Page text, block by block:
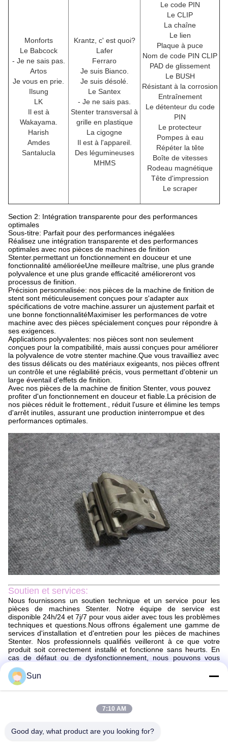
Monforts
Le Babcock
- Je ne sais pas.
Artos
Je vous en prie.
Ilsung
LK
Il est à
Wakayama.
Harish
Amdes
Santalucla
Krantz, c' est quoi?
Lafer
Ferraro
Je suis Bianco.
Je suis désolé.
Le Santex
- Je ne sais pas.
Stenter transversal à
grille en plastique
La cigogne
Il est à l'appareil.
Des légumineuses
MHMS
Le code PIN
Le CLIP
La chaîne
Le lien
Plaque à puce
Nom de code PIN CLIP
PAD de glissement
Le BUSH
Résistant à la corrosion
Entraînement
Le détenteur du code
PIN
Le protecteur
Pompes à eau
Répéter la tête
Boîte de vitesses
Rodeau magnétique
Tête d'impression
Le scraper
Section 2: Intégration transparente pour des performances
optimales
Sous-titre: Parfait pour des performances inégalées
Réalisez une intégration transparente et des performances
optimales avec nos pièces de machines de finition
Stenter.permettant un fonctionnement en douceur et une
fonctionnalité amélioréeUne meilleure maîtrise, une plus grande
polyvalence et une plus grande efficacité amélioreront vos
processus de finition.
Précision personnalisée: nos pièces de la machine de finition de
stent sont méticuleusement conçues pour s'adapter aux
spécifications de votre machine.assurer un ajustement parfait et
une bonne fonctionnalitéMaximiser les performances de votre
machine avec des pièces spécialement conçues pour répondre à
ses exigences.
Applications polyvalentes: nos pièces sont non seulement
conçues pour la compatibilité, mais aussi conçues pour améliorer
la polyvalence de votre stenter machine.Que vous travailliez avec
des tissus délicats ou des matériaux exigeants, nos pièces offrent
un contrôle et une réglabilité précis, vous permettant d'obtenir un
large éventail d'effets de finition.
Avec nos pièces de la machine de finition Stenter, vous pouvez
profiter d'un fonctionnement en douceur et fiable.La précision de
nos pièces réduit le frottement., réduit l'usure et élimine les temps
d'arrêt inutiles, assurant une production ininterrompue et des
performances optimales.
Soutien et services:
Nous fournissons un soutien technique et un service pour les
pièces de machines Stenter. Notre équipe de service est
disponible 24h/24 et 7j/7 pour vous aider avec tous les problèmes
techniques et questions.Nous offrons également une gamme de
services d'installation et d'entretien pour les pièces de machines
Stenter. Nos professionnels qualifiés veilleront à ce que votre
produit soit correctement installé et fonctionne sans heurts. En
cas de défaut ou de dysfonctionnement, nous pouvons vous
aider à diagnostiquer et à réparer le problème.
Emballage et expédition:
Les pièces de la machine à stenter seront emballées en toute
sécurité pour s'assurer qu'elles arrivent en parfait état.Les pièces
matériau d'amortissement ajouté pour éviter les dommagesUne
Sun
7:10 AM
Good day, what product are you looking for?